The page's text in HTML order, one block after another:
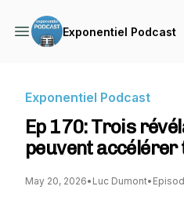
Exponentiel Podcast
Exponentiel Podcast
Ep 170: Trois
peuvent
May 20, 2026• Luc Dumont•